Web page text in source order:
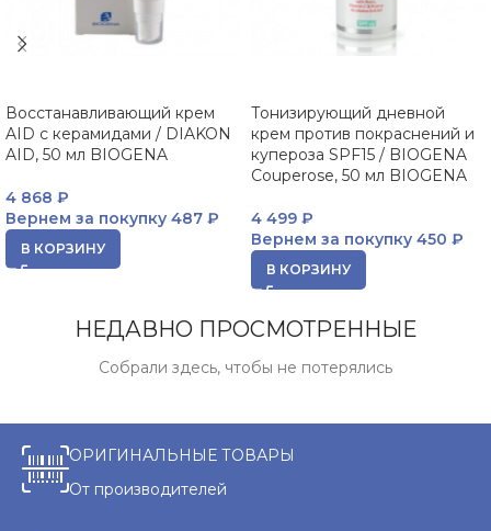
Восстанавливающий крем
AID с керамидами / DIAKON
AID, 50 мл BIOGENA
4 868 ₽
Вернем за покупку 487 ₽
В КОРЗИНУ
Тонизирующий дневной
крем против покраснений и
купероза SPF15 / BIOGENA
Couperose, 50 мл BIOGENA
4 499 ₽
Вернем за покупку 450 ₽
В КОРЗИНУ
НЕДАВНО ПРОСМОТРЕННЫЕ
Собрали здесь, чтобы не потерялись
ОРИГИНАЛЬНЫЕ ТОВАРЫ
От производителей